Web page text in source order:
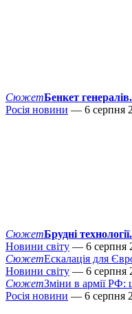
СюжетБенкет
Росія новини — 6 серпня
СюжетБрудні
Новини світу — 6 серпня
СюжетЕскалація для
Новини світу — 6 серпня
СюжетЗміни в армії РФ:
Росія новини — 6 серпня